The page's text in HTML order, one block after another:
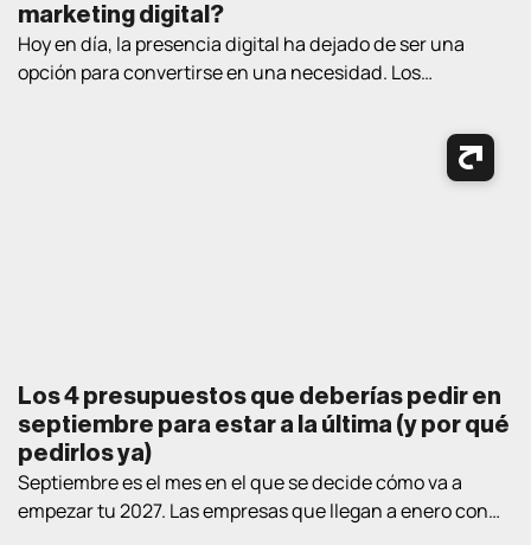
marketing digital?
Hoy en día, la presencia digital ha dejado de ser una
opción para convertirse en una necesidad. Los
buscando información, comparando productos, leyendo
opiniones y tomando decisiones de compra. En este
contexto, contar con estrategias de marketing digital
Los 4 presupuestos que deberías pedir en
septiembre para estar a la última (y por qué
pedirlos ya)
Septiembre es el mes en el que se decide cómo va a
empezar tu 2027. Las empresas que llegan a enero con